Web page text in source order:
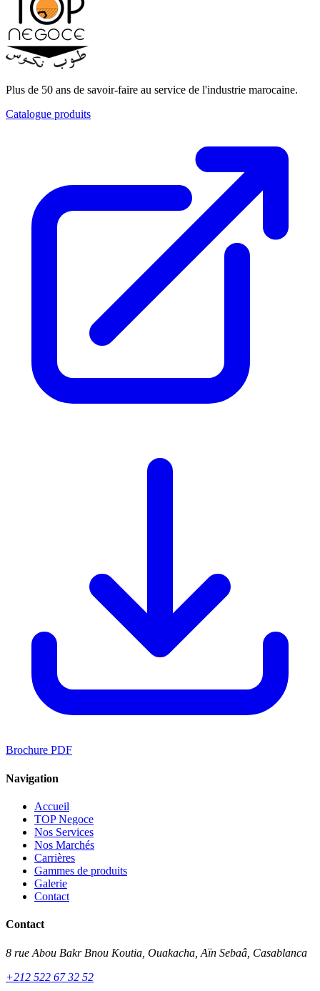
Plus de 50 ans de savoir-faire au service de l'industrie marocaine.
Catalogue produits
Brochure PDF
Navigation
Accueil
TOP Negoce
Nos Services
Nos Marchés
Carrières
Gammes de produits
Galerie
Contact
Contact
8 rue Abou Bakr Bnou Koutia, Ouakacha, Aïn Sebaâ, Casablanca
+212 522 67 32 52